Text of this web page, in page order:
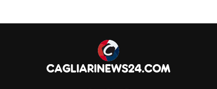
classifica.
LA PLAYLIST DELLE NOSTRE TOP NEWS